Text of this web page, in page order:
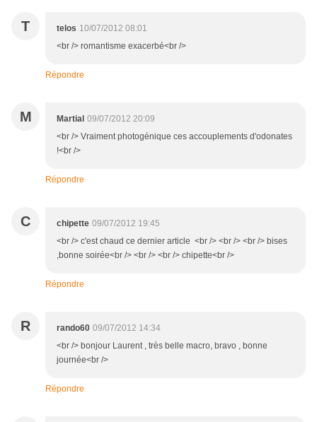
T telos 10/07/2012 08:01
<br /> romantisme exacerbé<br />
Répondre
M Martial 09/07/2012 20:09
<br /> Vraiment photogénique ces accouplements d'odonates
!<br />
Répondre
C chipette 09/07/2012 19:45
<br /> c'est chaud ce dernier article <br /> <br /> <br /> bises
,bonne soirée<br /> <br /> <br /> chipette<br />
Répondre
R rando60 09/07/2012 14:34
<br /> bonjour Laurent , très belle macro, bravo , bonne
journée<br />
Répondre